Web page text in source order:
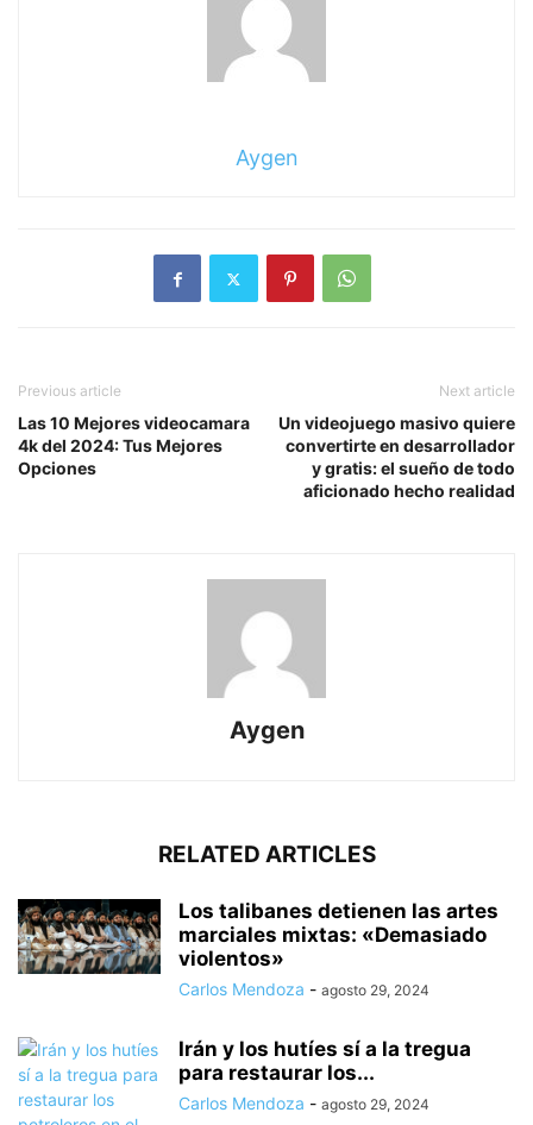
Aygen
Previous article
Las 10 Mejores videocamara
4k del 2024: Tus Mejores
Opciones
Next article
Un videojuego masivo quiere
convertirte en desarrollador
y gratis: el sueño de todo
aficionado hecho realidad
Aygen
RELATED ARTICLES
Los talibanes detienen las artes
marciales mixtas: «Demasiado
violentos»
Carlos Mendoza - agosto 29, 2024
Irán y los hutíes sí a la tregua
para restaurar los...
Carlos Mendoza - agosto 29, 2024